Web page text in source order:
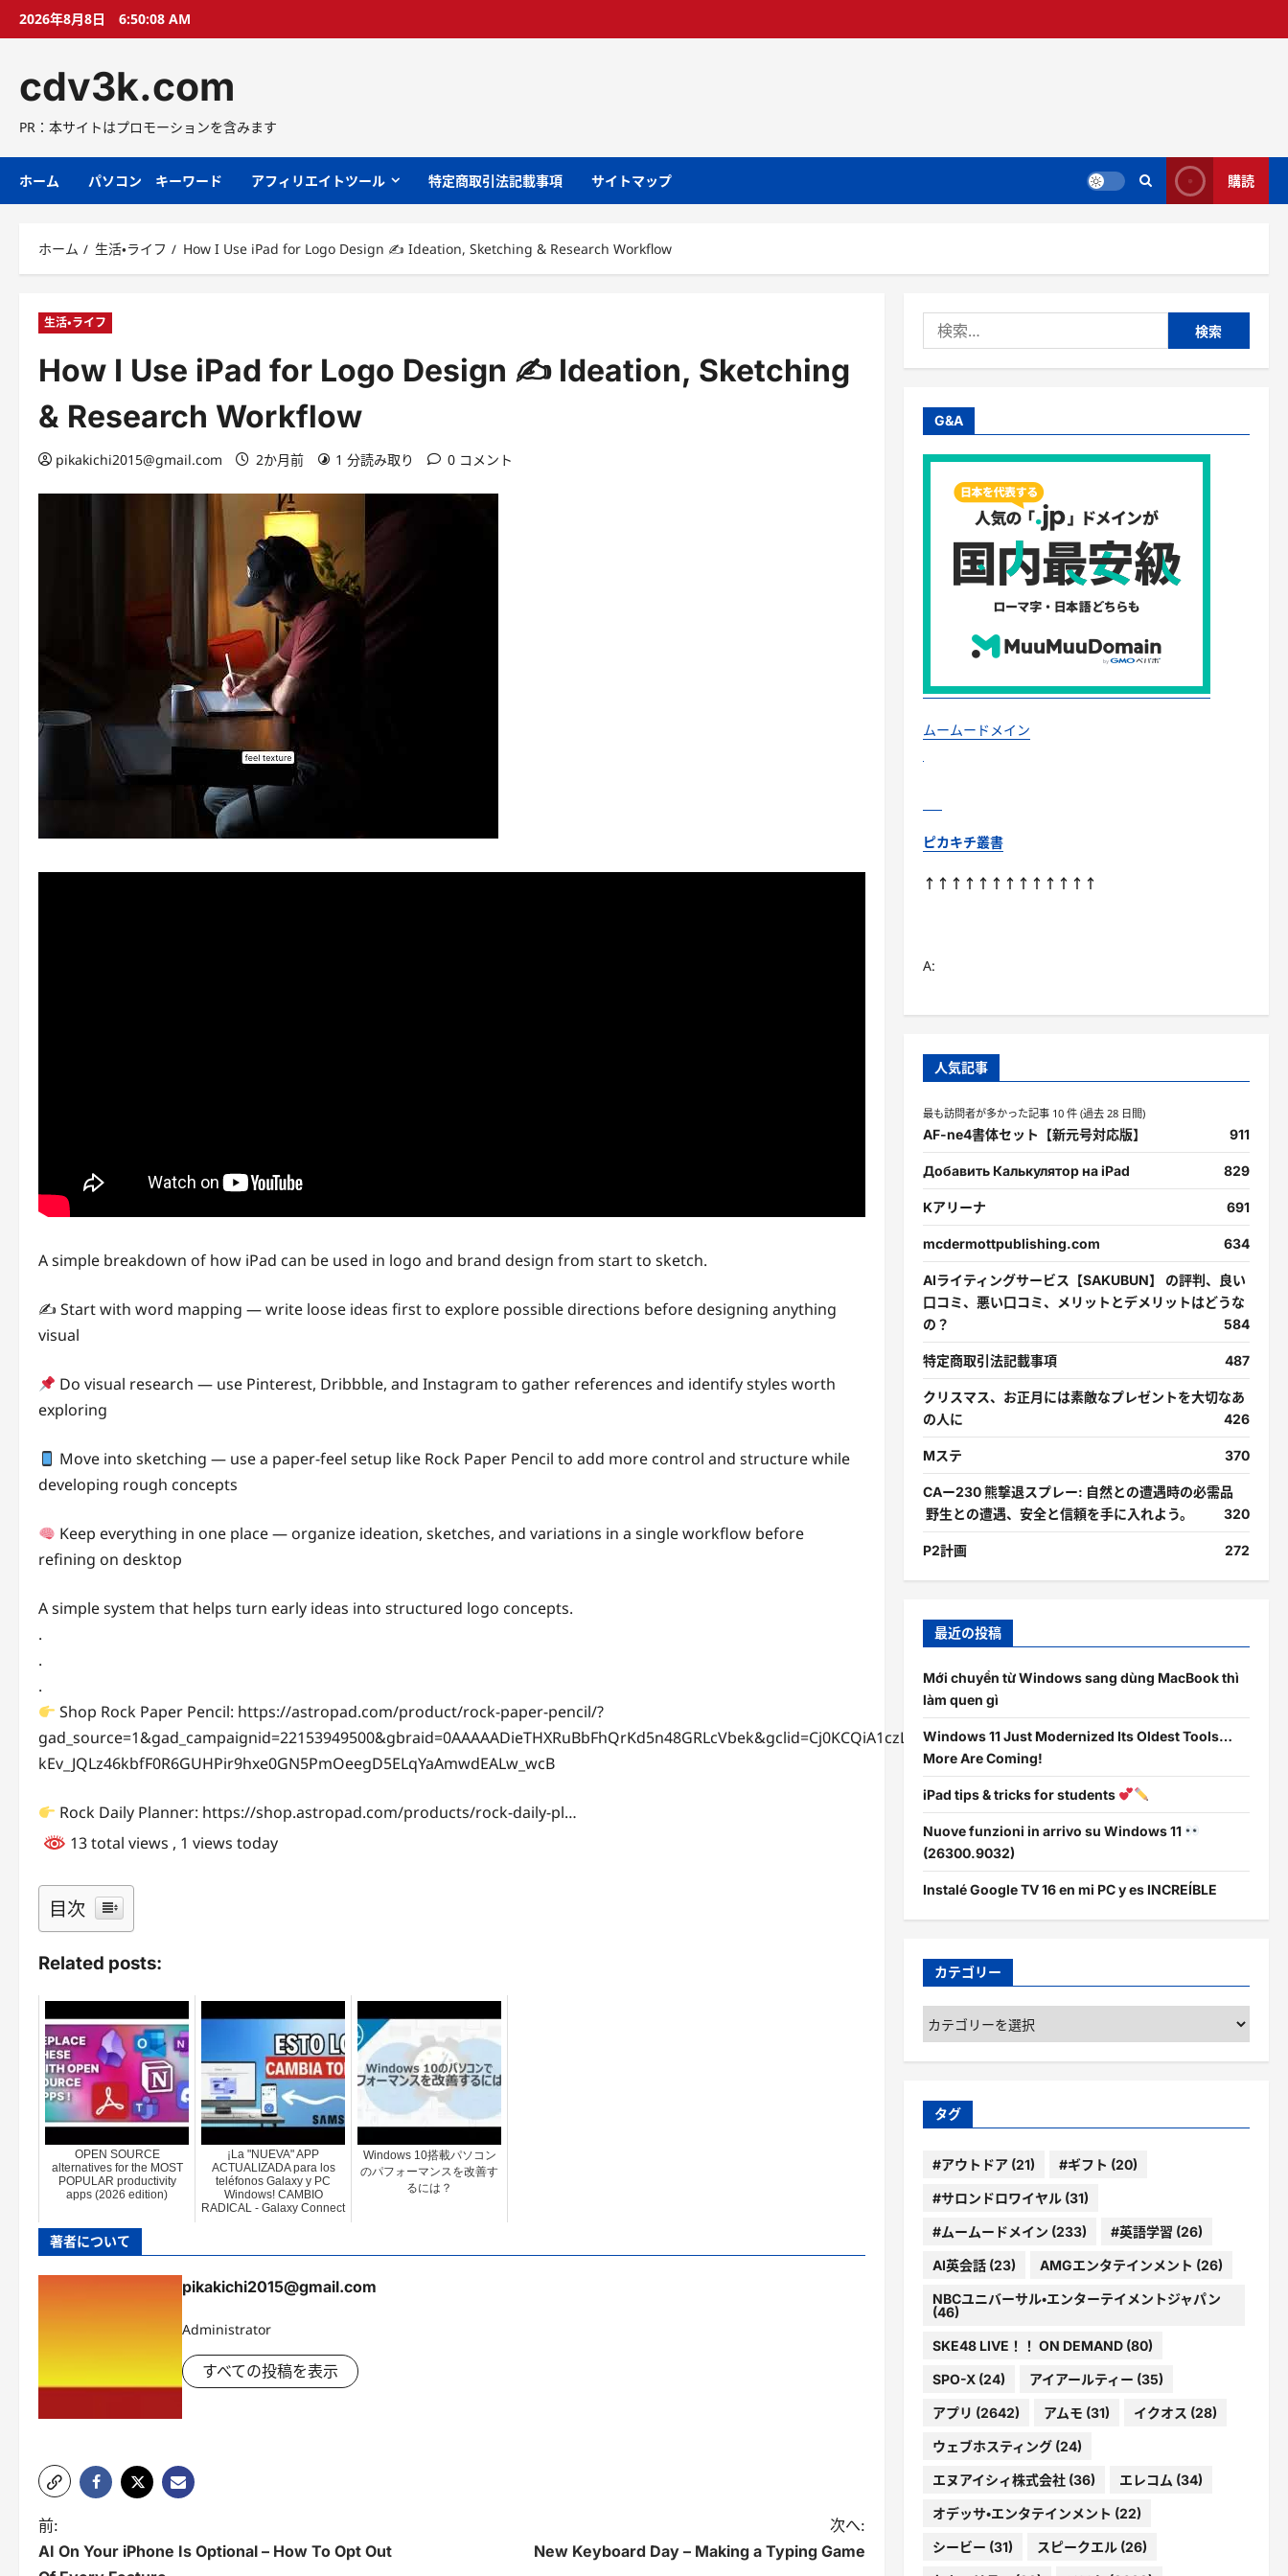
プ
2026年8月8日 6:50:09 AM
cdv3k.com
PR：本サイトはプロモーションを含みます
ホーム パソコン キーワード アフィリエイトツール 特定商取引法記載事項 サイトマップ 購読
ホーム 生活・ライフ How I Use iPad for Logo Design ✍️ Ideation, Sketching & Research Workflow
生活・ライフ
How I Use iPad for Logo Design ✍️ Ideation, Sketching
& Research Workflow
pikakichi2015@gmail.com 2か月前 1 分読み取り 0 コメント
A simple breakdown of how iPad can be used in logo and brand design from start to sketch.
✍️ Start with word mapping — write loose ideas first to explore possible directions before designing anything
visual
Do visual research — use Pinterest, Dribbble, and Instagram to gather references and identify styles worth
exploring
Move into sketching — use a paper-feel setup like Rock Paper Pencil to add more control and structure while
developing rough concepts
Keep everything in one place — organize ideation, sketches, and variations in a single workflow before
refining on desktop
A simple system that helps turn early ideas into structured logo concepts.
.
.
.
Shop Rock Paper Pencil: https://astropad.com/product/rock-paper-pencil/?
gad_source=1&gad_campaignid=22153949500&gbraid=0AAAAADieTHXRuBbFhQrKd5n48GRLcVbek&gclid=Cj0KCQiA1czLBhDhARIsAIEc7uin58hFfjf-
kEv_JQLz46kbfF0R6GUHPir9hxe0GN5PmOeegD5ELqYaAmwdEALw_wcB
Rock Daily Planner: https://shop.astropad.com/products/rock-daily-pl…
13 total views , 1 views today
目次
Related posts:
OPEN SOURCE
alternatives for the MOST
POPULAR productivity
apps (2026 edition)
¡La "NUEVA" APP
ACTUALIZADA para los
teléfonos Galaxy y PC
Windows! CAMBIO
RADICAL - Galaxy Connect
Windows 10搭載パソコン
のパフォーマンスを改善す
るには？
著者について
pikakichi2015@gmail.com
Administrator
すべての投稿を表示
投
稿
前:
AI On Your iPhone Is Optional – How To Opt Out
次へ:
New Keyboard Day – Making a Typing Game
索:
G&A
ムームードメイン
ピカキチ叢書
↑↑↑↑↑↑↑↑↑↑↑↑↑
A:
人気記事
最も訪問者が多かった記事 10 件 (過去 28 日間)
AF-ne4書体セット【新元号対応版】 911
Добавить Калькулятор на iPad 829
Kアリーナ 691
mcdermottpublishing.com 634
AIライティングサービス【SAKUBUN】 の評判、良い
口コミ、悪い口コミ、メリットとデメリットはどうな
の？
584
特定商取引法記載事項 487
クリスマス、お正月には素敵なプレゼントを大切なあ
の人に
426
Mステ 370
CAー230 熊撃退スプレー: 自然との遭遇時の必需品
野生との遭遇、安全と信頼を手に入れよう。
320
P2計画 272
最近の投稿
Mới chuyển từ Windows sang dùng MacBook thì
làm quen gì
Windows 11 Just Modernized Its Oldest Tools…
More Are Coming!
iPad tips & tricks for students
Nuove funzioni in arrivo su Windows 11
(26300.9032)
Instalé Google TV 16 en mi PC y es INCREÍBLE
カテゴリー
カ
テ
ゴ
ー
タグ
#アウトドア(21) #ギフト (20)
#サロンドロワイヤル(31)
#ムームードメイン (233) #英語学習 (26)
AI英会話(23) AMGエンタテインメント (26)
NBCユニバーサル・エンターテイメントジャパン
(46)
SKE48 LIVE！！ ON DEMAND(80)
SPO-X(24) アイアールティー (35)
アプリ (2642) アムモ (31) イクオス (28)
ウェブホスティング(24)
エヌアイシィ株式会社(36) エレコム (34)
オデッサ・エンタテインメント (22)
シービー (31) スピークエル(26)